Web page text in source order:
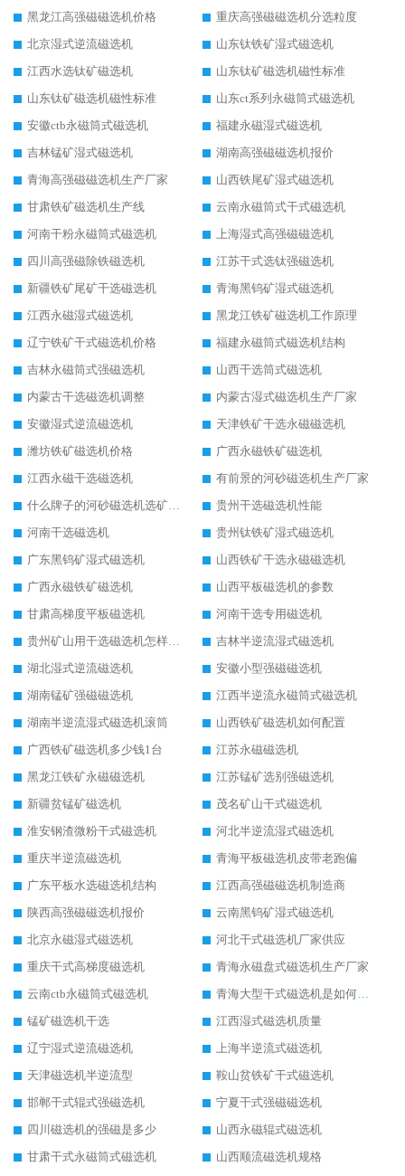
黑龙江高强磁磁选机价格
重庆高强磁磁选机分选粒度
北京湿式逆流磁选机
山东钛铁矿湿式磁选机
江西水选钛矿磁选机
山东钛矿磁选机磁性标准
山东钛矿磁选机磁性标准
山东ct系列永磁筒式磁选机
安徽ctb永磁筒式磁选机
福建永磁湿式磁选机
吉林锰矿湿式磁选机
湖南高强磁磁选机报价
青海高强磁磁选机生产厂家
山西铁尾矿湿式磁选机
甘肃铁矿磁选机生产线
云南永磁筒式干式磁选机
河南干粉永磁筒式磁选机
上海湿式高强磁磁选机
四川高强磁除铁磁选机
江苏干式选钛强磁选机
新疆铁矿尾矿干选磁选机
青海黑钨矿湿式磁选机
江西永磁湿式磁选机
黑龙江铁矿磁选机工作原理
辽宁铁矿干式磁选机价格
福建永磁筒式磁选机结构
吉林永磁筒式强磁选机
山西干选筒式磁选机
内蒙古干选磁选机调整
内蒙古湿式磁选机生产厂家
安徽湿式逆流磁选机
天津铁矿干选永磁磁选机
潍坊铁矿磁选机价格
广西永磁铁矿磁选机
江西永磁干选磁选机
有前景的河砂磁选机生产厂家
什么牌子的河砂磁选机选矿效果好
贵州干选磁选机性能
河南干选磁选机
贵州钛铁矿湿式磁选机
广东黑钨矿湿式磁选机
山西铁矿干选永磁磁选机
广西永磁铁矿磁选机
山西平板磁选机的参数
甘肃高梯度平板磁选机
河南干选专用磁选机
贵州矿山用干选磁选机怎样调磁
吉林半逆流湿式磁选机
湖北湿式逆流磁选机
安徽小型强磁磁选机
湖南锰矿强磁磁选机
江西半逆流永磁筒式磁选机
湖南半逆流湿式磁选机滚筒
山西铁矿磁选机如何配置
广西铁矿磁选机多少钱1台
江苏永磁磁选机
黑龙江铁矿永磁磁选机
江苏锰矿选别强磁选机
新疆贫锰矿磁选机
茂名矿山干式磁选机
淮安钢渣微粉干式磁选机
河北半逆流湿式磁选机
重庆半逆流磁选机
青海平板磁选机皮带老跑偏
广东平板水选磁选机结构
江西高强磁磁选机制造商
陕西高强磁磁选机报价
云南黑钨矿湿式磁选机
北京永磁湿式磁选机
河北干式磁选机厂家供应
重庆干式高梯度磁选机
青海永磁盘式磁选机生产厂家
云南ctb永磁筒式磁选机
青海大型干式磁选机是如何选矿的
锰矿磁选机干选
江西湿式磁选机质量
辽宁湿式逆流磁选机
上海半逆流式磁选机
天津磁选机半逆流型
鞍山贫铁矿干式磁选机
邯郸干式辊式强磁选机
宁夏干式强磁磁选机
四川磁选机的强磁是多少
山西永磁辊式磁选机
甘肃干式永磁筒式磁选机
山西顺流磁选机规格